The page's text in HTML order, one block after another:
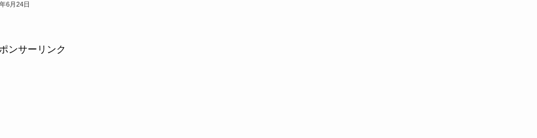
6月24日
ンサーリンク